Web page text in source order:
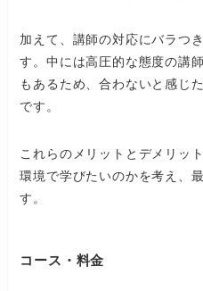
加えて、講師の対応にバラつ
す。中には高圧的な態度の講
もあるため、合わないと感じ
です。
これらのメリットとデメリッ
環境で学びたいのかを考え、
す。
コース・料金